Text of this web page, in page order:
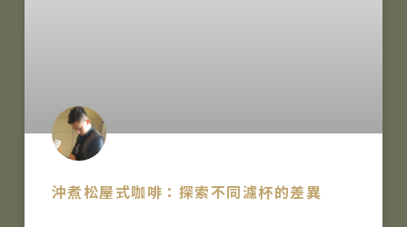
沖煮松屋式咖啡：探索不同濾杯的差異